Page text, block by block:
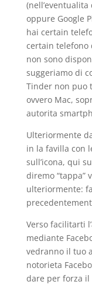
oppure Google
hai certain
certain telefono
non sono
suggeriamo di
Tinder non puo
ovvero Mac,
autorita
Ulteriormente
in la favilla con
sull’icona, qui
diremo “tappa”
ulteriormente:
Verso facilitarti
mediante
vedranno il tuo
notorieta
dare per forza